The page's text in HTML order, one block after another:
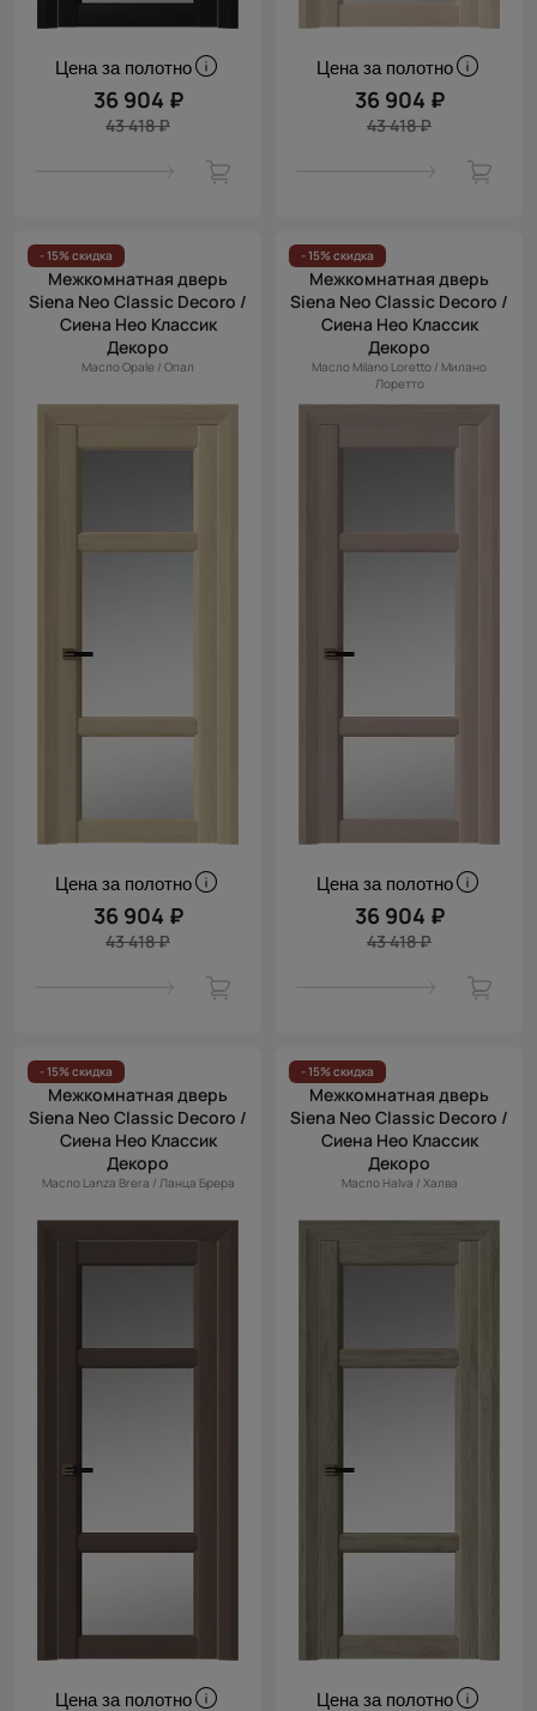
Цена за полотно
36 904 ₽
43 418 ₽
Цена за полотно
36 904 ₽
43 418 ₽
- 15% скидка
Межкомнатная дверь
Siena Neo Classic Decoro /
Сиена Нео Классик
Декоро
Масло Opale / Опал
Цена за полотно
36 904 ₽
43 418 ₽
- 15% скидка
Межкомнатная дверь
Siena Neo Classic Decoro /
Сиена Нео Классик
Декоро
Масло Milano Loretto / Милано
Лоретто
Цена за полотно
36 904 ₽
43 418 ₽
- 15% скидка
Межкомнатная дверь
Siena Neo Classic Decoro /
Сиена Нео Классик
Декоро
Масло Lanza Brera / Ланца Брера
Цена за полотно
- 15% скидка
Межкомнатная дверь
Siena Neo Classic Decoro /
Сиена Нео Классик
Декоро
Масло Halva / Халва
Цена за полотно